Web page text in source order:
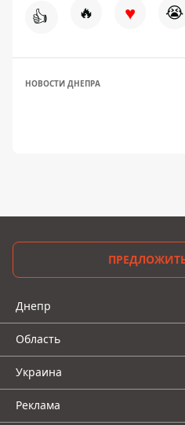
👍 🔥 ♥ 😭
НОВОСТИ ДНЕПРА
Днепр
Область
Украина
Реклама